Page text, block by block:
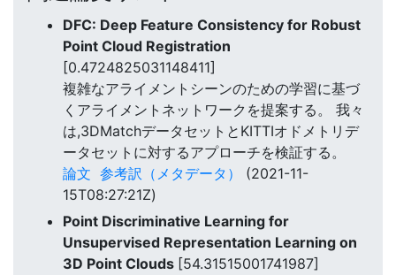
DFC: Deep Feature Consistency for Robust
Point Cloud Registration
[0.4724825031148411]
複雑なアライメントシーンのための学習に基づ
くアライメントネットワークを提案する。 我々
は,3DMatchデータセットとKITTIオドメトリデ
ータセットに対するアプローチを検証する。
論文 参考訳（メタデータ）
(2021-11-
15T08:27:21Z)
Point Discriminative Learning for
Unsupervised Representation Learning on
3D Point Clouds [54.31515001741987]